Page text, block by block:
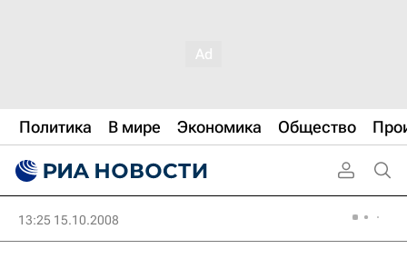
Политика В мире Экономика Общество
13:25 15.10.2008